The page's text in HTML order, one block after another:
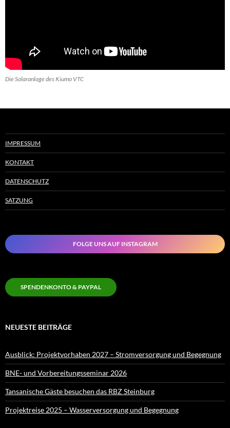
Die Solaranlage des Kiumo VTC
IMPRESSUM
KONTAKT
DATENSCHUTZ
SATZUNG
FOLGE UNS AUF INSTAGRAM
SPENDENKONTO & PAYPAL
NEUESTE BEITRÄGE
Ausblick: Projektvorhaben 2027 – Stromversorgung und Begegnung
BNE- und Vorbereitungsseminar 2026
Tansanische Gäste besuchen das RBZ Steinburg
Projektreise 2025 – Wasserversorgung und Begegnung